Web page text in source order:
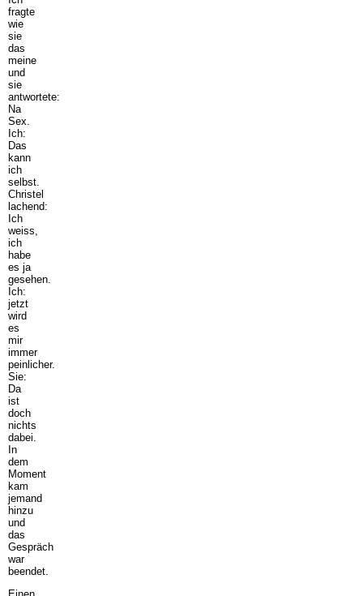
fragte
wie
sie
das
meine
und
sie
antwortete:
Na
Sex.
Ich:
Das
kann
ich
selbst.
Christel
lachend:
Ich
weiss,
ich
habe
es ja
gesehen.
Ich:
jetzt
wird
es
mir
immer
peinlicher.
Sie:
Da
ist
doch
nichts
dabei.
In
dem
Moment
kam
jemand
hinzu
und
das
Gespräch
war
beendet.